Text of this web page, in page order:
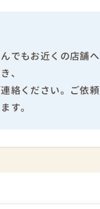
でもお近くの店舗へ
、
絡ください。ご依
す。